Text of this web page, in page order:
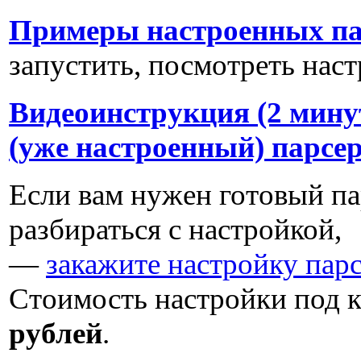
Примеры настроенных
запустить, посмотреть
Видеоинструкция (2
(уже настроенный)
Если вам нужен готовый
разбираться с настройкой,
— закажите настройку
Стоимость настройки под
рублей.